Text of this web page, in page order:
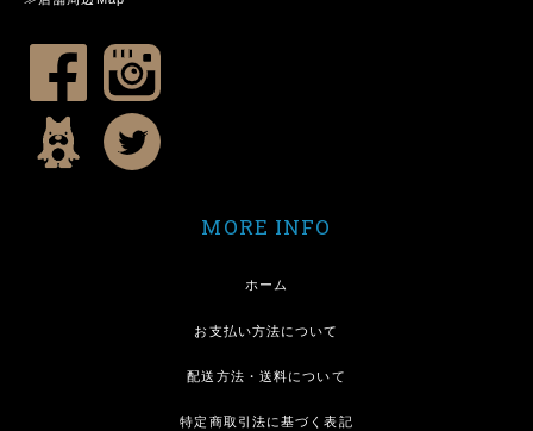
MORE INFO
ホーム
お支払い方法について
配送方法・送料について
特定商取引法に基づく表記